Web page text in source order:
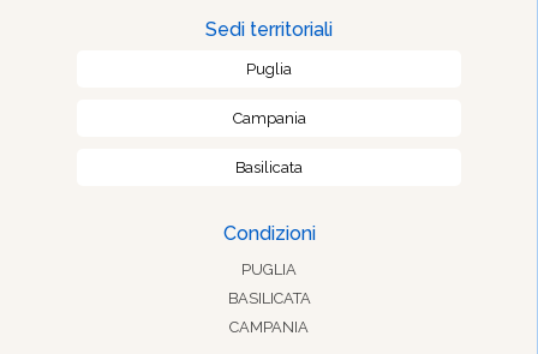
Sedi territoriali
Puglia
Campania
Basilicata
Condizioni
PUGLIA
BASILICATA
CAMPANIA